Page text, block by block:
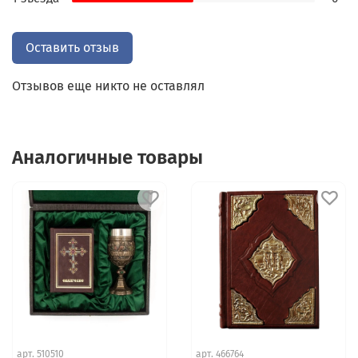
заботой о читателе. Крупный, легко читаемый
шрифт обеспечивает комфортное восприятие
Внутренний блок отпечатан на
высококачественной офсетной бумаге
повышенной плотности, что гарантирует
долговечность издания и приятные тактильные
ощущения при каждом прикосновении. Издание
включает церковные зачала и великолепные
цветные вклейки на плотной мелованной бумаге,
где каждое изображение Евангелистов
выполнено с особым мастерством, превращая их
Отзывов еще никто не оставлял
Оставить отзыв
Аналогичные товары
арт. 510510 арт. 466764